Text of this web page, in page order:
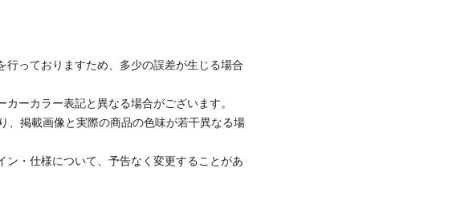
っておりますため、多少の誤差が生じる場合
ーカラー表記と異なる場合がございます。
掲載画像と実際の商品の色味が若干異なる場
・仕様について、予告なく変更することがあ